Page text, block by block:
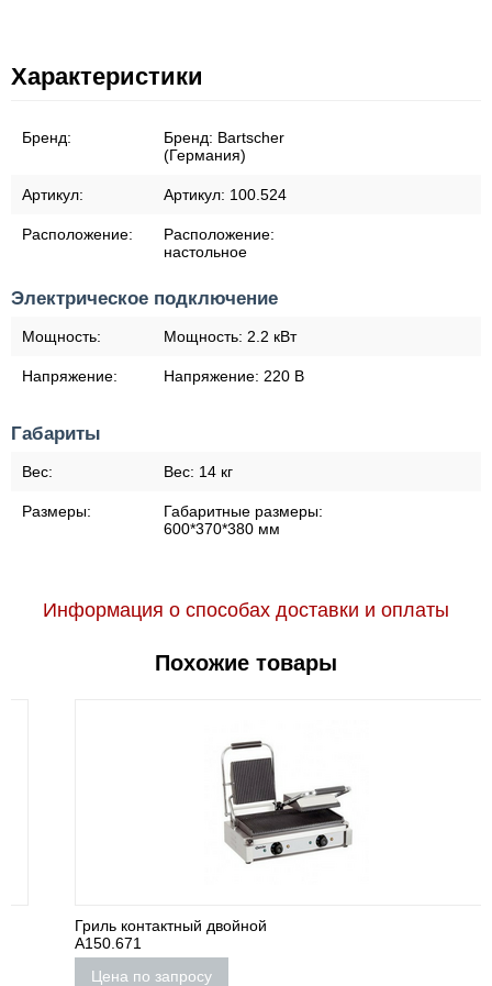
Характеристики
Бренд: Бренд: Bartscher
(Германия)
Артикул: Артикул: 100.524
Расположение:
Расположение:
настольное
Электрическое подключение
Мощность: Мощность: 2.2 кВт
Напряжение: Напряжение: 220 В
Габариты
Вес: Вес: 14 кг
Размеры:
Габаритные размеры:
600*370*380 мм
Информация о способах доставки и оплаты
Похожие товары
Гриль контактный двойной
A150.671
Цена по запросу